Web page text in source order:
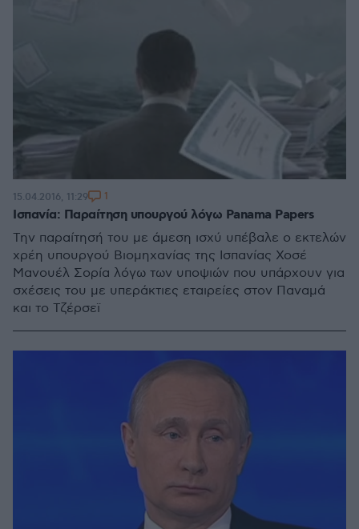
Ισπανία: Παραίτηση υπουργού λόγω Panama Papers
Την παραίτησή του με άμεση ισχύ υπέβαλε ο εκτελών
χρέη υπουργού Βιομηχανίας της Ισπανίας Χοσέ
Μανουέλ Σορία λόγω των υποψιών που υπάρχουν για
σχέσεις του με υπεράκτιες εταιρείες στον Παναμά
και το Τζέρσεϊ
15.04.2016, 11:29 1